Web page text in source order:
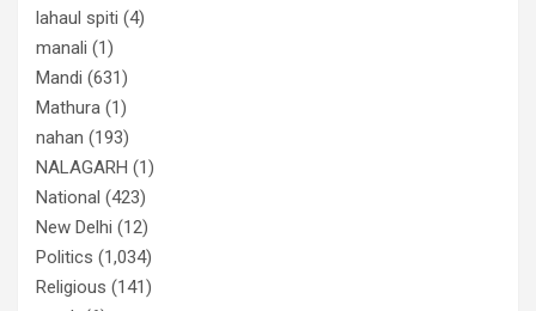
lahaul spiti (4)
manali (1)
Mandi (631)
Mathura (1)
nahan (193)
NALAGARH (1)
National (423)
New Delhi (12)
Politics (1,034)
Religious (141)